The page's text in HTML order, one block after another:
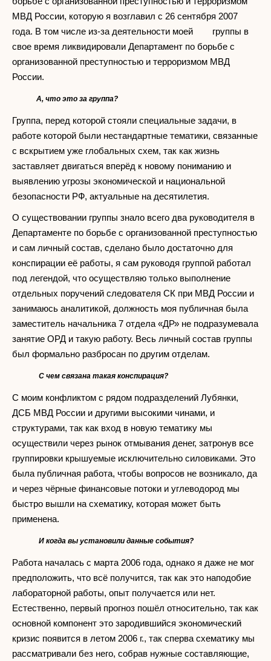
МВД России, которую я возглавил с 26 сентября 2007
года. В том числе из-за деятельности моей группы в
свое время ликвидировали Департамент по борьбе с
организованной преступностью и терроризмом МВД
России.
А, что это за группа?
Группа, перед которой стояли специальные задачи, в
работе которой были нестандартные тематики, связанные
с вскрытием уже глобальных схем, так как жизнь
заставляет двигаться вперёд к новому пониманию и
выявлению угрозы экономической и национальной
безопасности РФ, актуальные на десятилетия.
О существовании группы знало всего два руководителя в
Департаменте по борьбе с организованной преступностью
и сам личный состав, сделано было достаточно для
конспирации её работы, я сам руководя группой работал
под легендой, что осуществляю только выполнение
отдельных поручений следователя СК при МВД России и
занимаюсь аналитикой, должность моя публичная была
заместитель начальника 7 отдела «ДР» не подразумевала
занятие ОРД и такую работу. Весь личный состав группы
был формально разбросан по другим отделам.
С чем связана такая конспирация?
С моим конфликтом с рядом подразделений Лубянки,
ДСБ МВД России и другими высокими чинами, и
структурами, так как вход в новую тематику мы
осуществили через рынок отмывания денег, затронув все
группировки крышуемые исключительно силовиками. Это
была публичная работа, чтобы вопросов не возникало, да
и через чёрные финансовые потоки и углеводород мы
быстро вышли на схематику, которая может быть
применена.
И когда вы установили данные события?
Работа началась с марта 2006 года, однако я даже не мог
предположить, что всё получится, так как это наподобие
лабораторной работы, опыт получается или нет.
Естественно, первый прогноз пошёл относительно, так как
основной компонент это зародившийся экономический
кризис появится в летом 2006 г., так сперва схематику мы
рассматривали без него, собрав нужные составляющие,